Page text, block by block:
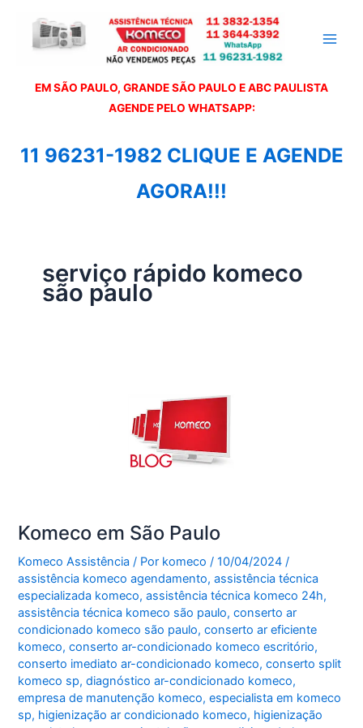
EM SÃO PAULO, GRANDE SÃO PAULO E ABC PAULISTA
AGENDE PELO WHATSAPP:
11 96231-1982 CLIQUE E AGENDE
AGORA!!!
serviço rápido komeco
são paulo
Komeco em São Paulo
Komeco Assistência / Por komeco/10/04/2024/
assistência komeco agendamento,assistência técnica
especializada komeco,assistência técnica komeco 24h,
assistência técnica komeco são paulo,conserto ar
condicionado komeco são paulo,conserto ar eficiente
komeco,conserto ar-condicionado komeco escritório,
conserto imediato ar-condicionado komeco,conserto split
komeco sp,diagnóstico ar-condicionado komeco,
empresa de manutenção komeco,especialista em komeco
sp, higienização ar condicionado komeco, higienização